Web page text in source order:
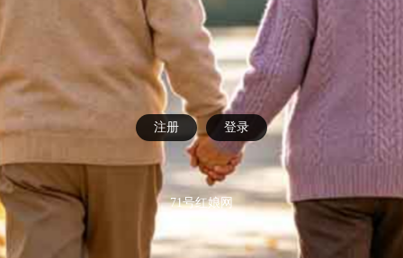
注册 登录
71号红娘网